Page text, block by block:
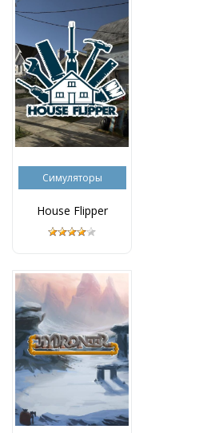
Симуляторы
House Flipper